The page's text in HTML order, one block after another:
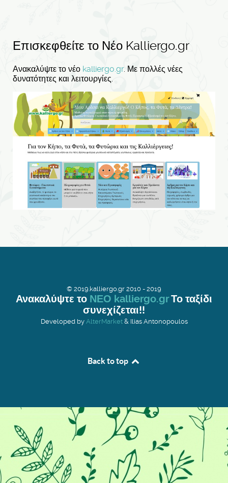
Επισκεφθείτε το Νέο Kalliergo.gr
Ανακαλύψτε το νέο kalliergo.gr. Με πολλές νέες
δυνατότητες και λειτουργίες.
© 2019.kalliergo.gr 2010 - 2019
Ανακαλύψτε το ΝΕΟ kalliergo.grΤο ταξίδι
συνεχίζεται!!
Developed by AlterMarket& Ilias Antonopoulos
Back to top